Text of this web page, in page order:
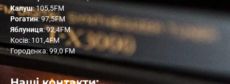
Калуш: 105,5FM
Рогатин: 97,5FM
Яблуниця: 92,4FM
Косів: 101,4FM
Городенка: 99,0 FM